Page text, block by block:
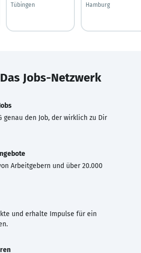
Tübingen
Hamburg
Jobs-Netzwerk
genau den Job, der wirklich zu Dir
Arbeitgebern und über 20.000
und erhalte Impulse für ein